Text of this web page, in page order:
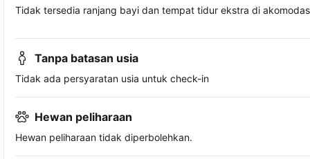
Tidak tersedia ranjang bayi dan tempat tidur ekstra di
Tanpa batasan usia
Tidak ada persyaratan usia untuk check-in
Hewan peliharaan
Hewan peliharaan tidak diperbolehkan.